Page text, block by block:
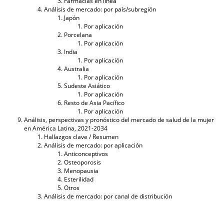
Análisis de mercado: por país/subregión
Japón
Por aplicación
Porcelana
Por aplicación
India
Por aplicación
Australia
Por aplicación
Sudeste Asiático
Por aplicación
Resto de Asia Pacífico
Por aplicación
Análisis, perspectivas y pronóstico del mercado de salud de la mujer
en América Latina, 2021-2034
Hallazgos clave / Resumen
Análisis de mercado: por aplicación
Anticonceptivos
Osteoporosis
Menopausia
Esterilidad
Otros
Análisis de mercado: por canal de distribución